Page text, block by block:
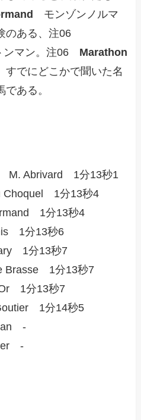
モンゾンノルマ
のある、注06
マン。注06 Marathon
でにどこかで聞いた名
ある。
Abrivard 1分13秒1
Choquel 1分13秒4
1分13秒4
1分13秒6
1分13秒7
Brasse 1分13秒7
1分13秒7
1分14秒5
-
-